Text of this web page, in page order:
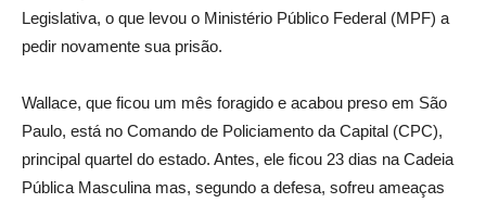
Legislativa, o que levou o Ministério Público Federal (MPF) a
pedir novamente sua prisão.
Wallace, que ficou um mês foragido e acabou preso em São
Paulo, está no Comando de Policiamento da Capital (CPC),
principal quartel do estado. Antes, ele ficou 23 dias na Cadeia
Pública Masculina mas, segundo a defesa, sofreu ameaças